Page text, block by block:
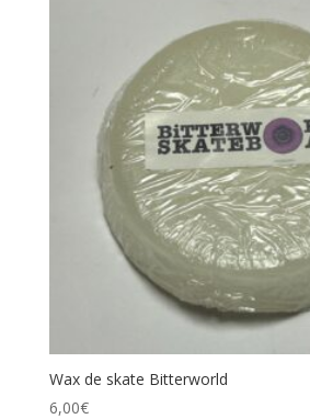
Wax de skate Bitterworld
6,00€